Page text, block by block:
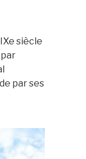
siècle
par ses